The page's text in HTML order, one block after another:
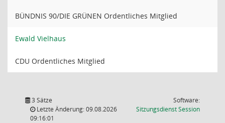
BÜNDNIS 90/DIE GRÜNEN Ordentliches Mitglied
Ewald Vielhaus
CDU Ordentliches Mitglied
3 Sätze
Letzte Änderung: 09.08.2026
09:16:01
Software:
SitzungsdienstSession(Wird in